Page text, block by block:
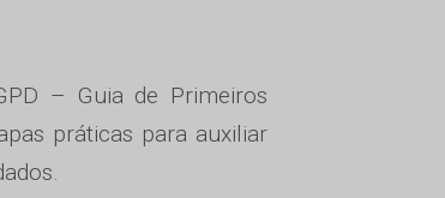
– Guia de Primeiros
práticas para auxiliar